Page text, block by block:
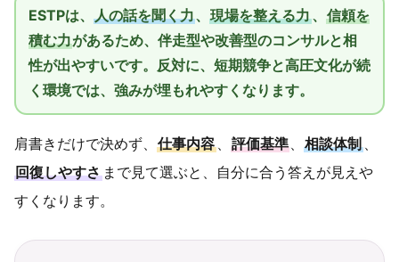
ESTPは、 人の話を聞く力、現場を整える力、 信頼を
積む力があるため、伴走型や改善型のコンサルと相
性が出やすいです。反対に、短期競争と高圧文化が続
く環境では、強みが埋もれやすくなります。
肩書きだけで決めず、 仕事内容、 評価基準 、相談体制、
回復しやすさまで見て選ぶと、自分に合う答えが見えや
すくなります。